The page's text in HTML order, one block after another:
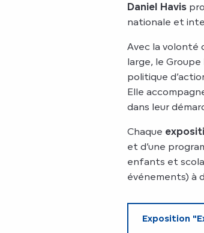
Daniel Havis
nationale et
Avec la volonté
large, le
politique
Elle
dans leur
Chaque
et d’une
enfants et
événements) à
Exposition